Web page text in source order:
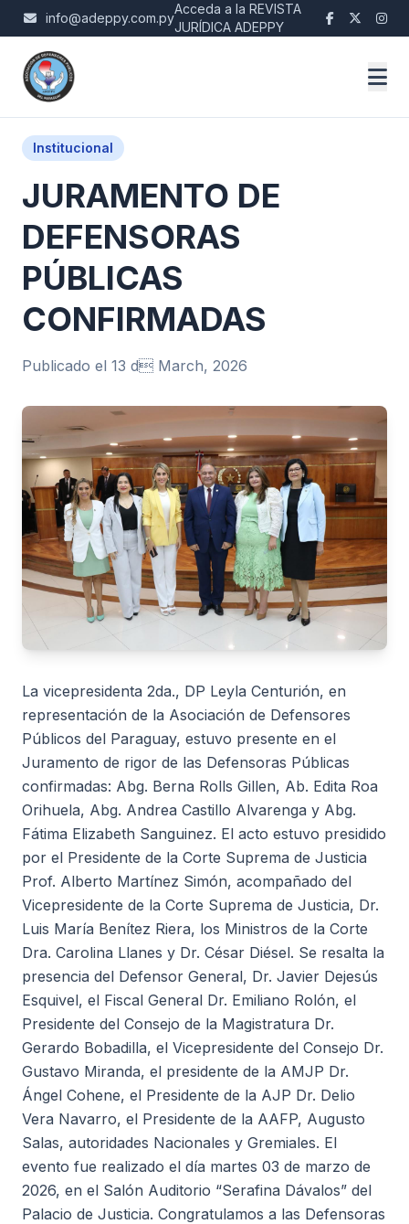
info@adeppy.com.py
Acceda a la REVISTA
JURÍDICA ADEPPY
Institucional
JURAMENTO DE
DEFENSORAS
PÚBLICAS
CONFIRMADAS
Publicado el 13 d March, 2026
La vicepresidenta 2da., DP Leyla Centurión, en
representación de la Asociación de Defensores
Públicos del Paraguay, estuvo presente en el
Juramento de rigor de las Defensoras Públicas
confirmadas: Abg. Berna Rolls Gillen, Ab. Edita Roa
Orihuela, Abg. Andrea Castillo Alvarenga y Abg.
Fátima Elizabeth Sanguinez. El acto estuvo presidido
por el Presidente de la Corte Suprema de Justicia
Prof. Alberto Martínez Simón, acompañado del
Vicepresidente de la Corte Suprema de Justicia, Dr.
Luis María Benítez Riera, los Ministros de la Corte
Dra. Carolina Llanes y Dr. César Diésel. Se resalta la
presencia del Defensor General, Dr. Javier Dejesús
Esquivel, el Fiscal General Dr. Emiliano Rolón, el
Presidente del Consejo de la Magistratura Dr.
Gerardo Bobadilla, el Vicepresidente del Consejo Dr.
Gustavo Miranda, el presidente de la AMJP Dr.
Ángel Cohene, el Presidente de la AJP Dr. Delio
Vera Navarro, el Presidente de la AAFP, Augusto
Salas, autoridades Nacionales y Gremiales. El
evento fue realizado el día martes 03 de marzo de
2026, en el Salón Auditorio “Serafina Dávalos” del
Palacio de Justicia. Congratulamos a las Defensoras